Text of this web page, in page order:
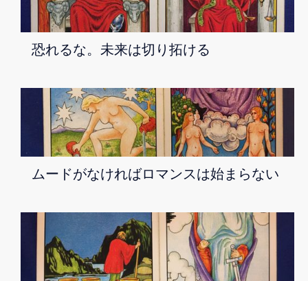
恐れるな。未来は切り拓ける
ムードがなければロマンスは始まらない